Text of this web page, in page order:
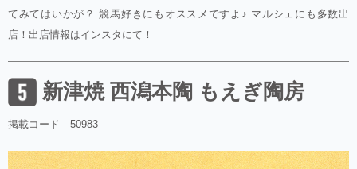
てみてはいかが？ 競馬好きにもオススメですよ♪ マルシェにも多数出
店！出店情報はインスタにて！
新津焼 西潟本陶 もえぎ陶房
掲載コード 50983